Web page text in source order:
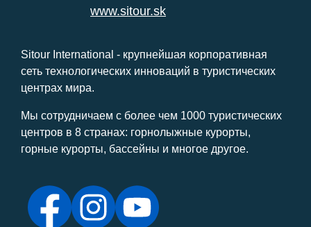
www.sitour.sk
Sitour International - крупнейшая корпоративная
сеть технологических инноваций в туристических
центрах мира.
Мы сотрудничаем с более чем 1000 туристических
центров в 8 странах: горнолыжные курорты,
горные курорты, бассейны и многое другое.